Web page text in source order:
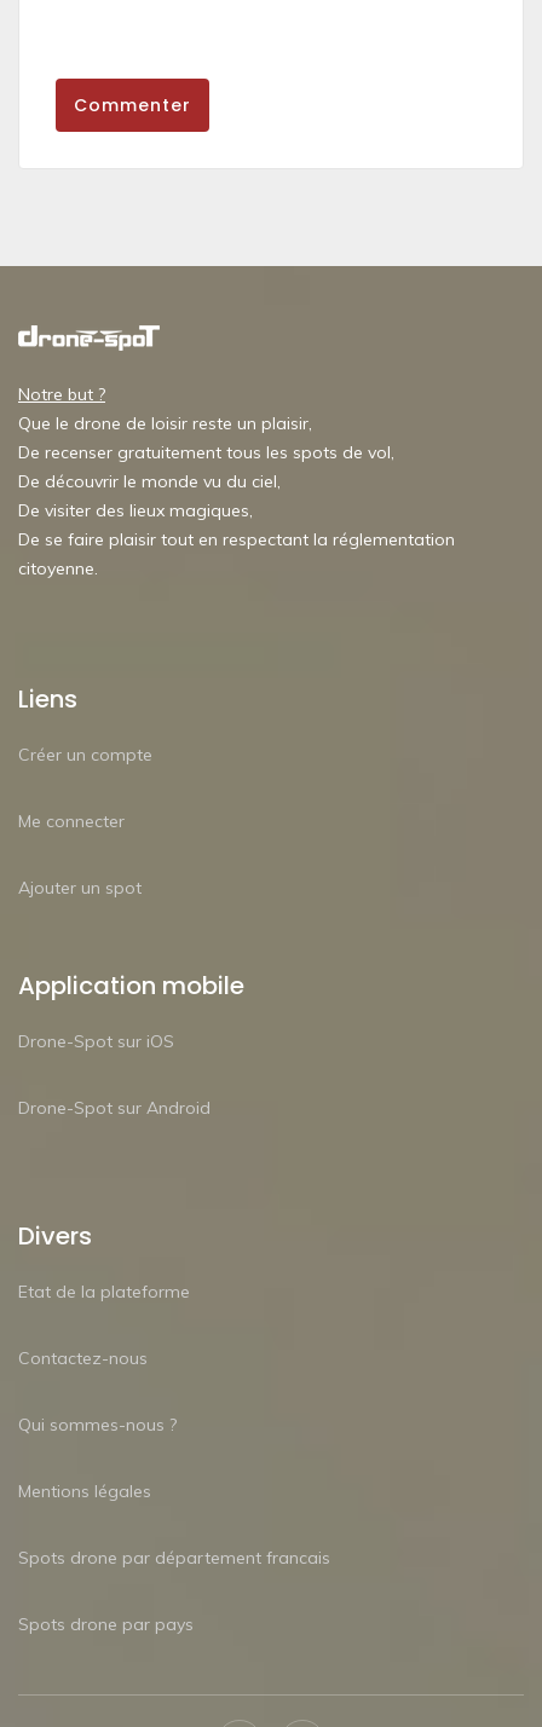
Commenter
Notre but ?
Que le drone de loisir reste un plaisir,
De recenser gratuitement tous les spots de vol,
De découvrir le monde vu du ciel,
De visiter des lieux magiques,
De se faire plaisir tout en respectant la réglementation
citoyenne.
Liens
Créer un compte
Me connecter
Ajouter un spot
Application mobile
Drone-Spot sur iOS
Drone-Spot sur Android
Divers
Etat de la plateforme
Contactez-nous
Qui sommes-nous ?
Mentions légales
Spots drone par département francais
Spots drone par pays